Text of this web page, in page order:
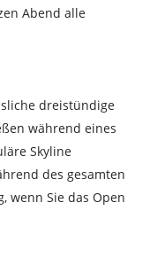
Abend alle
dreistündige
während eines
Skyline
des gesamten
wenn Sie das Open